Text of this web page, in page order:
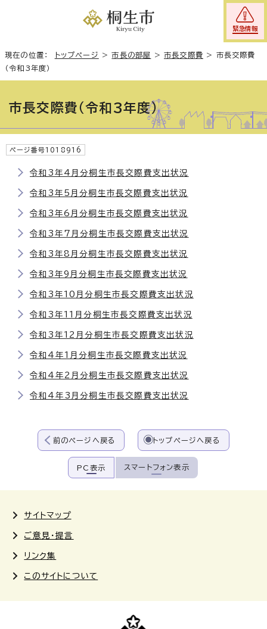
緊急情報
現在の位置： トップページ >市長の部屋 >市長交際費 > 市長交際費
（令和3年度）
市長交際費（令和3年度）
ページ番号1018916
令和3年4月分桐生市長交際費支出状況
令和3年5月分桐生市長交際費支出状況
令和3年6月分桐生市長交際費支出状況
令和3年7月分桐生市長交際費支出状況
令和3年8月分桐生市長交際費支出状況
令和3年9月分桐生市長交際費支出状況
令和3年10月分桐生市長交際費支出状況
令和3年11月分桐生市長交際費支出状況
令和3年12月分桐生市長交際費支出状況
令和4年1月分桐生市長交際費支出状況
令和4年2月分桐生市長交際費支出状況
令和4年3月分桐生市長交際費支出状況
前のページへ戻る トップページへ戻る
PC表示 スマートフォン表示
サイトマップ
ご意見・提言
リンク集
このサイトについて